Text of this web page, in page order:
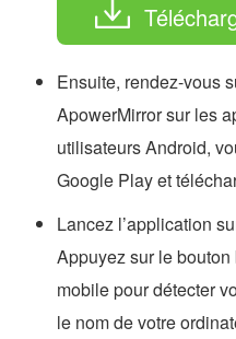
Ensuite, rendez-vous
ApowerMirror sur les
utilisateurs Android,
Google Play et
Lancez l’application
Appuyez sur le
mobile pour détecter
le nom de votre